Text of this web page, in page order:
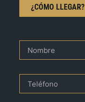
¿CÓMO LLEGAR?